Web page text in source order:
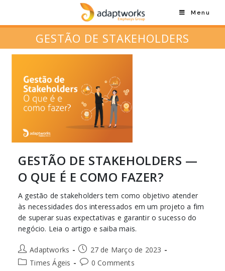
Menu
GESTÃO DE STAKEHOLDERS
GESTÃO DE STAKEHOLDERS —
O QUE É E COMO FAZER?
A gestão de stakeholders tem como objetivo atender
às necessidades dos interessados em um projeto a fim
de superar suas expectativas e garantir o sucesso do
negócio. Leia o artigo e saiba mais.
Adaptworks
27 de Março de 2023
Times Ágeis
0 Comments